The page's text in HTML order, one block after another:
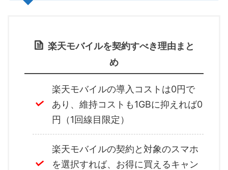
楽天モバイルを契約すべき理由まと
め
楽天モバイルの導入コストは0円で
あり、維持コストも1GBに抑えれば0
円（1回線目限定）
楽天モバイルの契約と対象のスマホ
を選択すれば、お得に買えるキャン